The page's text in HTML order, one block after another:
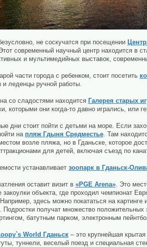
не соскучатся при посещении
современный научный центр находится в
и мультимедийных выставок,
части города с ребенком, стоит посетить
и леденцы ручной работы.
со сладостями находится Галерея старых
которыми они когда-то давно игрались, или
дни стоит пойти с детьми на море. Если
на пляж Гдыня Средместье. Там
возле пляжа, но в Гданьске, которое
для детей, включая съезд по
устанавливает зоопарк в Гданьск-
оставит визит в «PGE Arena». Это
закоулки объекта, где проходил чемпионат
здесь можно покататься на
получат множество
батутным парком, электронным
World Гданьск– это крупнейшая
туннели, веселый поезд и специальная